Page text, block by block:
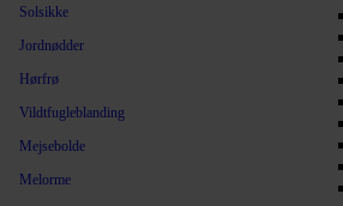
Solsikke
Jordnødder
Hørfrø
Vildtfugleblanding
Mejsebolde
Melorme